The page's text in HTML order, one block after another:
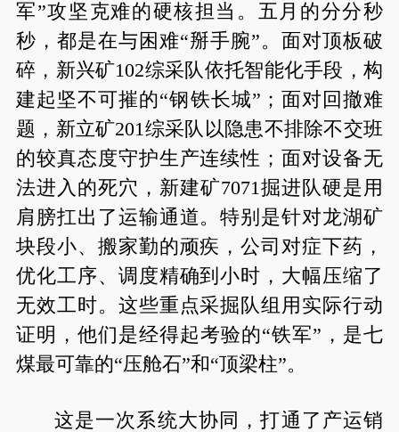
军”攻坚克难的硬核担当。五月的分分秒
秒，都是在与困难“掰手腕”。面对顶板破
碎，新兴矿102综采队依托智能化手段，构
建起坚不可摧的“钢铁长城”；面对回撤难
题，新立矿201综采队以隐患不排除不交班
的较真态度守护生产连续性；面对设备无
法进入的死穴，新建矿7071掘进队硬是用
肩膀扛出了运输通道。特别是针对龙湖矿
块段小、搬家勤的顽疾，公司对症下药，
优化工序、调度精确到小时，大幅压缩了
无效工时。这些重点采掘队组用实际行动
证明，他们是经得起考验的“铁军”，是七
煤最可靠的“压舱石”和“顶梁柱”。
这是一次系统大协同，打通了产运销